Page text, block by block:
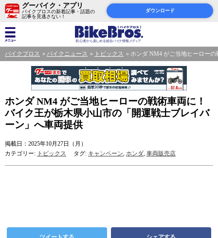
グーバイク・アプリ
バイクブロスの新着記事・話題の
記事を見逃さない！
ダウンロード
バイクブロス バイクニュース トピックス ホンダ NM4 がご当地ヒーロー
ホンダ NM4 がご当地ヒーローの戦術車両に！
バイク王が栃木県小山市の「開運戦士ブレイバ
ーン」へ車両提供
掲載日：2025年10月27日（月）
カテゴリー: トピックス タグ: キャンペーン, ホンダ, 車両販売店